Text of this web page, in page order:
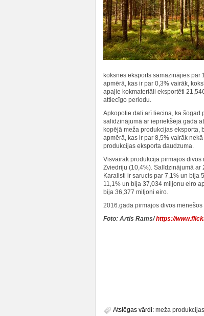
koksnes eksports samazinājies
apmērā, kas ir par 0,3% vairāk,
apaļie kokmateriāli eksportēti
attiecīgo periodu.
Apkopotie dati arī liecina, ka šogad
salīdzinājumā ar iepriekšējā gada
kopējā meža produkcijas eksporta,
apmērā, kas ir par 8,5% vairāk
produkcijas eksporta daudzuma.
Visvairāk produkcija pirmajos divos
Zviedriju (10,4%). Salīdzinājumā ar
Karalisti ir sarucis par 7,1% un bija
11,1% un bija 37,034 miljonu eiro
bija 36,377 miljoni eiro.
2016.gada pirmajos divos
Foto: Artis Rams/https://
Atslēgas vārdi: meža